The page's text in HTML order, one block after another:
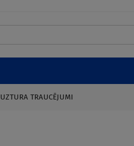
UZTURA TRAUCĒJUMI